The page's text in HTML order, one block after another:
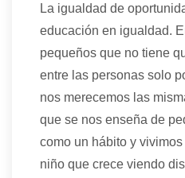
La igualdad de
educación en igualdad.
pequeños que no tiene
entre las personas solo
nos merecemos las
que se nos enseña de
como un hábito y
niño que crece viendo